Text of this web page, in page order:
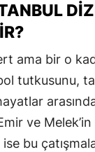
ama bir o
tutkusunu,
ve
bu